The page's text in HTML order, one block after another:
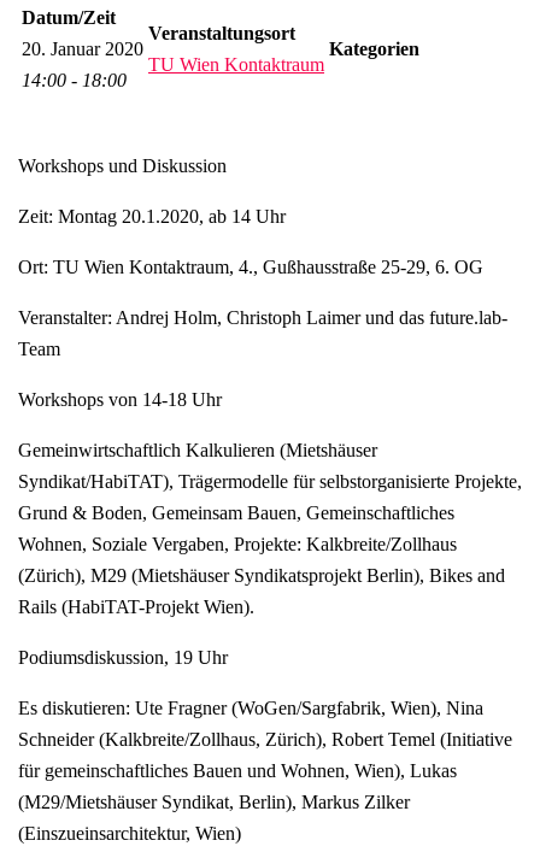
Datum/Zeit
20. Januar 2020
14:00 - 18:00
Veranstaltungsort
TU Wien Kontaktraum
Kategorien
Workshops und Diskussion
Zeit: Montag 20.1.2020, ab 14 Uhr
Ort: TU Wien Kontaktraum, 4., Gußhausstraße 25-29, 6. OG
Veranstalter: Andrej Holm, Christoph Laimer und das future.lab-
Team
Workshops von 14-18 Uhr
Gemeinwirtschaftlich Kalkulieren (Mietshäuser
Syndikat/HabiTAT), Trägermodelle für selbstorganisierte Projekte,
Grund & Boden, Gemeinsam Bauen, Gemeinschaftliches
Wohnen, Soziale Vergaben, Projekte: Kalkbreite/Zollhaus
(Zürich), M29 (Mietshäuser Syndikatsprojekt Berlin), Bikes and
Rails (HabiTAT-Projekt Wien).
Podiumsdiskussion, 19 Uhr
Es diskutieren: Ute Fragner (WoGen/Sargfabrik, Wien), Nina
Schneider (Kalkbreite/Zollhaus, Zürich), Robert Temel (Initiative
für gemeinschaftliches Bauen und Wohnen, Wien), Lukas
(M29/Mietshäuser Syndikat, Berlin), Markus Zilker
(Einszueinsarchitektur, Wien)